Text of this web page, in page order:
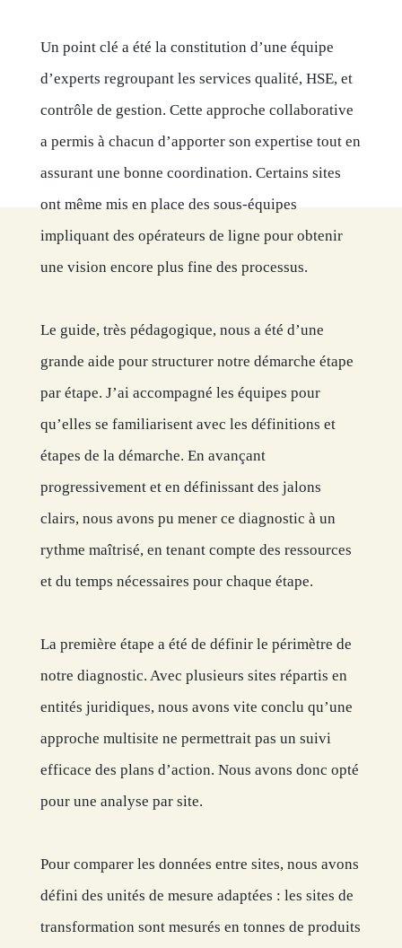
Un point clé a été la constitution d’une équipe
d’experts regroupant les services qualité, HSE, et
contrôle de gestion. Cette approche collaborative
a permis à chacun d’apporter son expertise tout en
assurant une bonne coordination. Certains sites
ont même mis en place des sous-équipes
impliquant des opérateurs de ligne pour obtenir
une vision encore plus fine des processus.
Le guide, très pédagogique, nous a été d’une
grande aide pour structurer notre démarche étape
par étape. J’ai accompagné les équipes pour
qu’elles se familiarisent avec les définitions et
étapes de la démarche. En avançant
progressivement et en définissant des jalons
clairs, nous avons pu mener ce diagnostic à un
rythme maîtrisé, en tenant compte des ressources
et du temps nécessaires pour chaque étape.
La première étape a été de définir le périmètre de
notre diagnostic. Avec plusieurs sites répartis en
entités juridiques, nous avons vite conclu qu’une
approche multisite ne permettrait pas un suivi
efficace des plans d’action. Nous avons donc opté
pour une analyse par site.
Pour comparer les données entre sites, nous avons
défini des unités de mesure adaptées : les sites de
transformation sont mesurés en tonnes de produits